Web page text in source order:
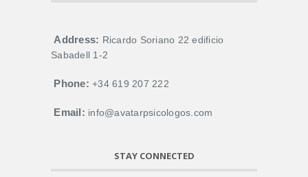
Address: Ricardo Soriano 22 edificio
Sabadell 1-2
Phone: +34 619 207 222
Email: info@avatarpsicologos.com
STAY CONNECTED